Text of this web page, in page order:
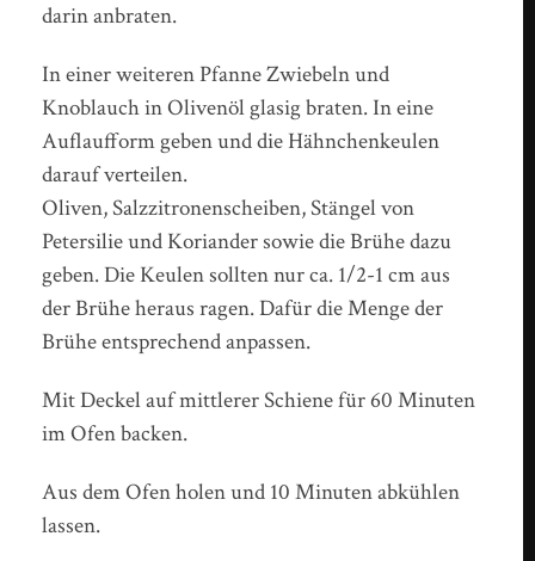
darin anbraten.
In einer weiteren Pfanne Zwiebeln und
Knoblauch in Olivenöl glasig braten. In eine
Auflaufform geben und die Hähnchenkeulen
darauf verteilen.
Oliven, Salzzitronenscheiben, Stängel von
Petersilie und Koriander sowie die Brühe dazu
geben. Die Keulen sollten nur ca. 1/2-1 cm aus
der Brühe heraus ragen. Dafür die Menge der
Brühe entsprechend anpassen.
Mit Deckel auf mittlerer Schiene für 60 Minuten
im Ofen backen.
Aus dem Ofen holen und 10 Minuten abkühlen
lassen.